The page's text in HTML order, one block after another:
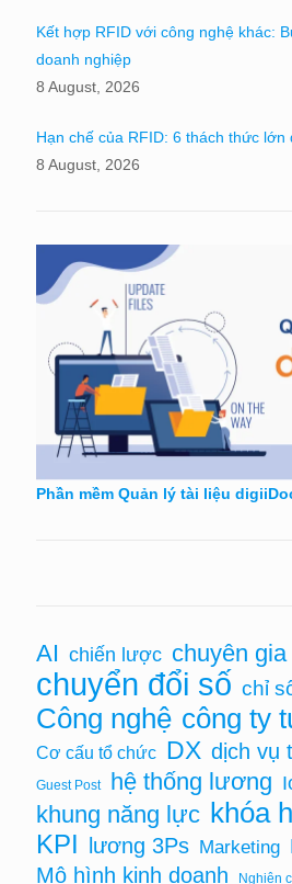
Kết hợp RFID với công nghệ khác:
doanh nghiệp
8 August, 2026
Hạn chế của RFID: 6 thách thức lớn
8 August, 2026
Phần mềm Quản lý tài liệu
AI chiến lược chuyên
chuyển đổi số chỉ
Công nghệ công ty
Cơ cấu tổ chức DX dịch vụ
Guest Post hệ thống lương
khung năng lực khóa
KPI lương 3Ps Marketing
Mô hình kinh doanh Nghiên